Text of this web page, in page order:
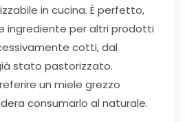
in cucina. È perfetto,
ingrediente per altri prodotti
cotti, dal
stato pastorizzato.
un miele grezzo
consumarlo al naturale.